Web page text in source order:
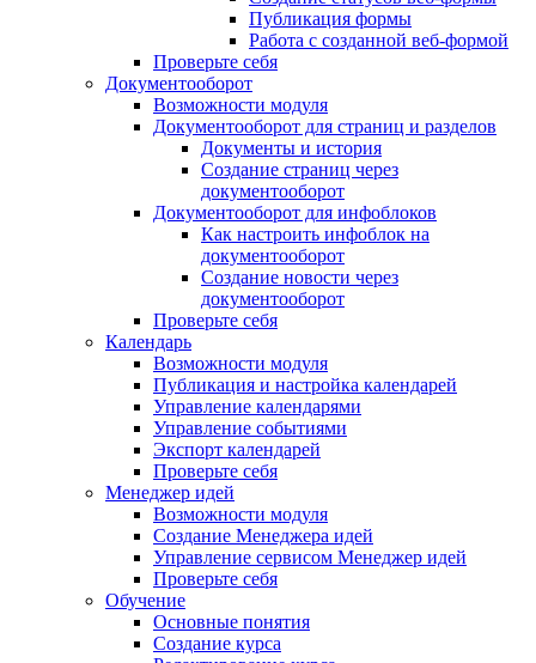
Публикация формы
Работа с созданной веб-формой
Проверьте себя
Документооборот
Возможности модуля
Документооборот для страниц и разделов
Документы и история
Создание страниц через
документооборот
Документооборот для инфоблоков
Как настроить инфоблок на
документооборот
Создание новости через
документооборот
Проверьте себя
Календарь
Возможности модуля
Публикация и настройка календарей
Управление календарями
Управление событиями
Экспорт календарей
Проверьте себя
Менеджер идей
Возможности модуля
Создание Менеджера идей
Управление сервисом Менеджер идей
Проверьте себя
Обучение
Основные понятия
Создание курса